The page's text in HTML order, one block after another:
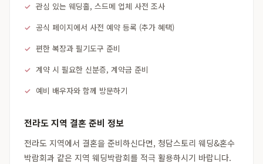
관심 있는 웨딩홀, 스드메 업체 사전 조사
공식 페이지에서 사전 예약 등록 (추가 혜택)
편한 복장과 필기도구 준비
계약 시 필요한 신분증, 계약금 준비
예비 배우자와 함께 방문하기
전라도 지역 결혼 준비 정보
전라도 지역에서 결혼을 준비하신다면, 청담스토리 웨딩&혼수
박람회과 같은 지역 웨딩박람회를 적극 활용하시기 바랍니다.